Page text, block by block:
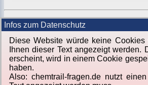
Infos zum Datenschutz
Diese Website würde keine
Ihnen dieser Text angezeigt werden.
erscheint, wird in einem Cookie
haben.
Also: chemtrail-fragen.de nutzt